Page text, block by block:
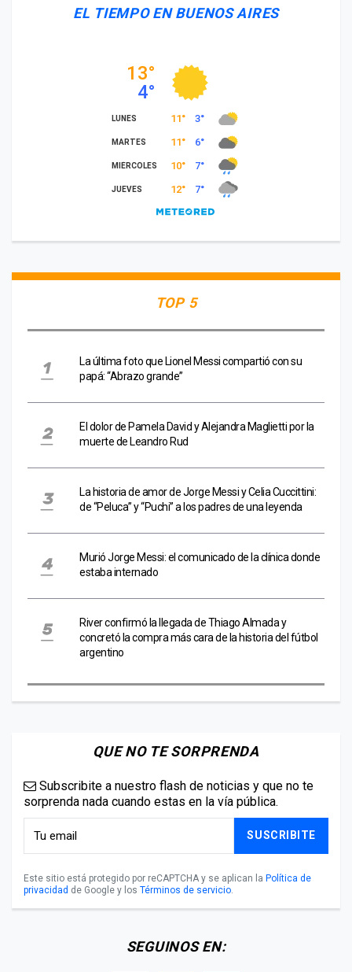
EL TIEMPO EN BUENOS AIRES
TOP 5
La última foto que Lionel Messi compartió con su
papá: “Abrazo grande”
El dolor de Pamela David y Alejandra Maglietti por la
muerte de Leandro Rud
La historia de amor de Jorge Messi y Celia Cuccittini:
de “Peluca” y “Puchi” a los padres de una leyenda
Murió Jorge Messi: el comunicado de la clínica donde
estaba internado
River confirmó la llegada de Thiago Almada y
concretó la compra más cara de la historia del fútbol
argentino
QUE NO TE SORPRENDA
Subscribite a nuestro flash de noticias y que no te
sorprenda nada cuando estas en la vía pública.
SUSCRIBITE
Este sitio está protegido por reCAPTCHA y se aplican la Política de
privacidad de Google y los Términos de servicio.
SEGUINOS EN: